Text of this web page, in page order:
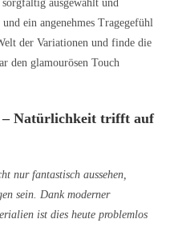
ausgewählt und
ein angenehmes Tragegefühl
der Variationen und finde die
den glamourösen Touch
– Natürlichkeit trifft auf
nur fantastisch aussehen,
sein. Dank moderner
ist dies heute problemlos